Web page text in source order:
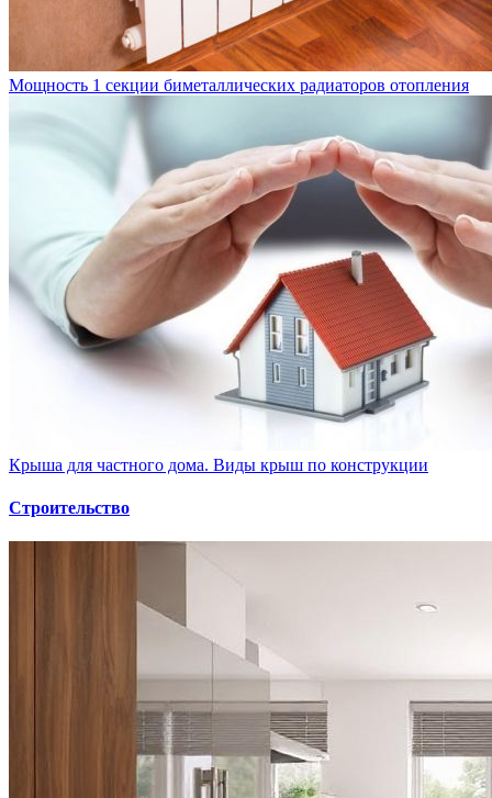
Мощность 1 секции биметаллических радиаторов отопления
Крыша для частного дома. Виды крыш по конструкции
Строительство